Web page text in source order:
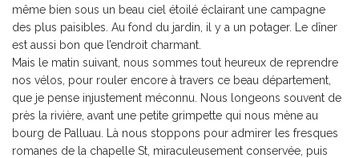
même bien sous un beau ciel étoilé éclairant une campagne
des plus paisibles. Au fond du jardin, il y a un potager. Le dîner
est aussi bon que l’endroit charmant.
Mais le matin suivant, nous sommes tout heureux de reprendre
nos vélos, pour rouler encore à travers ce beau département,
que je pense injustement méconnu. Nous longeons souvent de
près la rivière, avant une petite grimpette qui nous mène au
bourg de Palluau. Là nous stoppons pour admirer les fresques
romanes de la chapelle St, miraculeusement conservée, puis